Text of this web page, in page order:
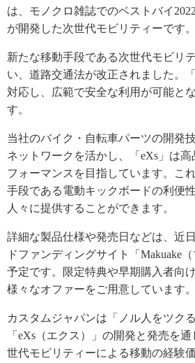
は、モノクロ雑誌でのベストバイ
が開発した次世代モビリティーです。
新たな移動手段である次世代モビリ
い、道路交通法が改正されました。
対応し、広範で安全な利用が可能と
す。
当社のバイク・自転車パーツの開発
ネットワークを活かし、「eXs」は
フォーマンスを目指しています。こ
手段である電動キックボードの利便
人々に提供することができます。
詳細な製品仕様や発売日などは、近
ドファンディングサイト「Makuake
予定です。限定特典や早期購入者向
様々なオファーをご用意しています。
カスタムジャパンは「ノル人をツク
「eXs（エクス）」の開発と発売を
世代モビリティーによる移動の経験